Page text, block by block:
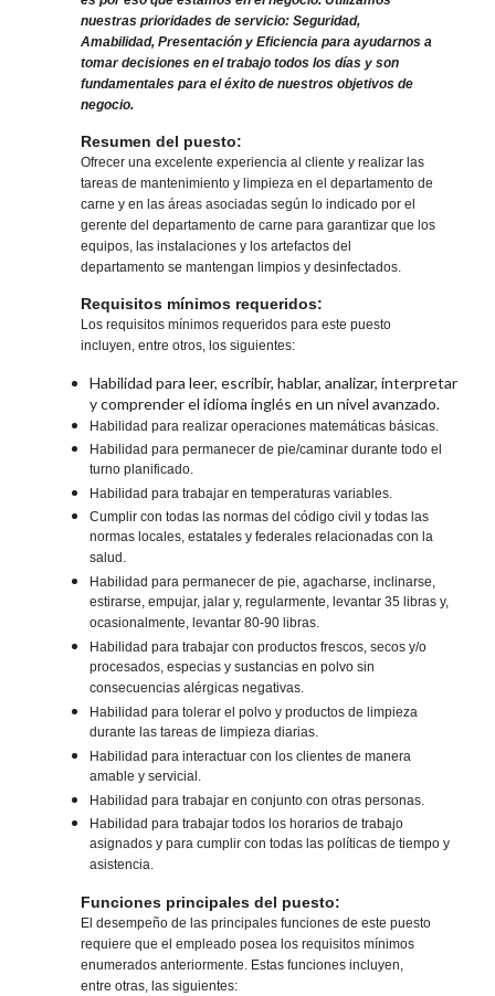
nuestras prioridades de servicio: Seguridad,
Amabilidad, Presentación y Eficiencia para ayudarnos a
tomar decisiones en el trabajo todos los días y son
fundamentales para el éxito de nuestros objetivos de
negocio.
Resumen del puesto:
Ofrecer una excelente experiencia al cliente y realizar las
tareas de mantenimiento y limpieza en el departamento de
carne y en las áreas asociadas según lo indicado por el
gerente del departamento de carne para garantizar que los
equipos, las instalaciones y los artefactos del
departamento se mantengan limpios y desinfectados.
Requisitos mínimos requeridos:
Los requisitos mínimos requeridos para este puesto
incluyen, entre otros, los siguientes:
Habilidad para leer, escribir, hablar, analizar, interpretar
y comprender el idioma inglés en un nivel avanzado.
Habilidad para realizar operaciones matemáticas básicas.
Habilidad para permanecer de pie/caminar durante todo el
turno planificado.
Habilidad para trabajar en temperaturas variables.
Cumplir con todas las normas del código civil y todas las
normas locales, estatales y federales relacionadas con la
salud.
Habilidad para permanecer de pie, agacharse, inclinarse,
estirarse, empujar, jalar y, regularmente, levantar 35 libras y,
ocasionalmente, levantar 80-90 libras.
Habilidad para trabajar con productos frescos, secos y/o
procesados, especias y sustancias en polvo sin
consecuencias alérgicas negativas.
Habilidad para tolerar el polvo y productos de limpieza
durante las tareas de limpieza diarias.
Habilidad para interactuar con los clientes de manera
amable y servicial.
Habilidad para trabajar en conjunto con otras personas.
Habilidad para trabajar todos los horarios de trabajo
asignados y para cumplir con todas las políticas de tiempo y
asistencia.
Funciones principales del puesto:
El desempeño de las principales funciones de este puesto
requiere que el empleado posea los requisitos mínimos
enumerados anteriormente. Estas funciones incluyen,
entre otras, las siguientes: